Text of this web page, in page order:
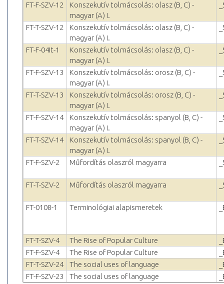
FT-F-SZV-12
Konszekutív tolmácsolás: olasz (B, C) -
magyar (A) I.
FT-T-SZV-12
Konszekutív tolmácsolás: olasz (B, C) -
magyar (A) I.
FT-F-04It-1
Konszekutív tolmácsolás: olasz (B, C) -
magyar (A) I.
FT-F-SZV-13
Konszekutív tolmácsolás: orosz (B, C) -
magyar (A) I.
FT-T-SZV-13
Konszekutív tolmácsolás: orosz (B, C) -
magyar (A) I.
FT-F-SZV-14
Konszekutív tolmácsolás: spanyol (B, C) -
magyar (A) I.
FT-T-SZV-14
Konszekutív tolmácsolás: spanyol (B, C) -
magyar (A) I.
FT-F-SZV-2 Műfordítás olaszról magyarra
FT-T-SZV-2 Műfordítás olaszról magyarra
FT-0108-1 Terminológiai alapismeretek
FT-T-SZV-4 The Rise of Popular Culture
FT-F-SZV-4
The Rise of Popular Culture
FT-T-SZV-24
The social uses of language
FT-F-SZV-23
The social uses of language